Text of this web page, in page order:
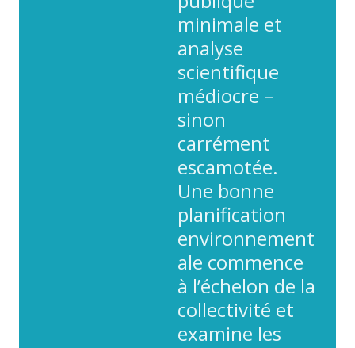
minimale et
analyse
scientifique
médiocre –
sinon
carrément
escamotée.
Une bonne
planification
environnement
ale commence
à l’échelon de la
collectivité et
examine les